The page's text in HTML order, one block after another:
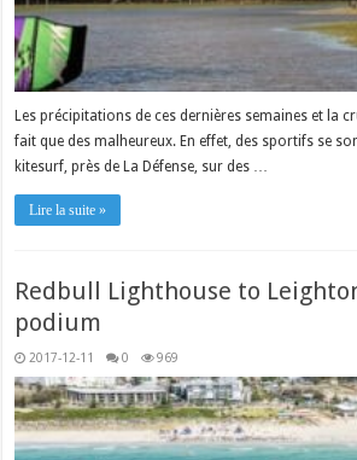
Les précipitations de ces dernières semaines et la
fait que des malheureux. En effet, des sportifs se
kitesurf, près de La Défense, sur des …
Lire la suite »
Redbull Lighthouse to
podium
2017-12-11 0 969